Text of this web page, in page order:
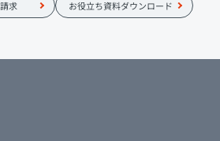
不安でした。
求 お役立ち資料ダウンロード